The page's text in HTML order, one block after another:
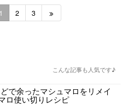
1 2 3
こんな記事も人気です♪
で余ったマシュマロをリメイ
ロ使い切りレシピ